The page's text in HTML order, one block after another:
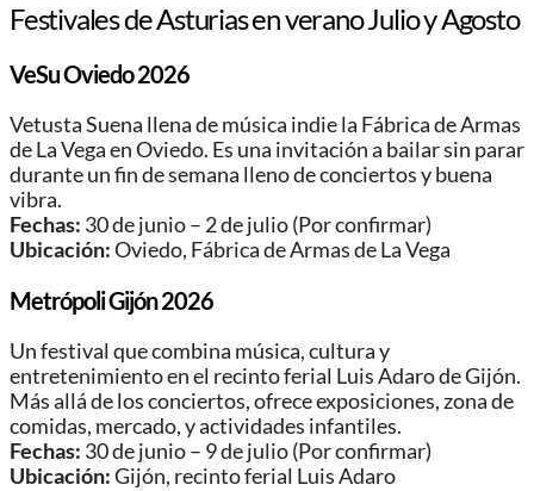
Festivales de Asturias en verano Julio y Agosto
VeSu Oviedo 2026
Vetusta Suena llena de música indie la Fábrica de Armas
de La Vega en Oviedo. Es una invitación a bailar sin parar
durante un fin de semana lleno de conciertos y buena
vibra.
Fechas: 30 de junio – 2 de julio (Por confirmar)
Ubicación:Oviedo, Fábrica de Armas de La Vega
Metrópoli Gijón 2026
Un festival que combina música, cultura y
entretenimiento en el recinto ferial Luis Adaro de Gijón.
Más allá de los conciertos, ofrece exposiciones, zona de
comidas, mercado, y actividades infantiles.
Fechas: 30 de junio – 9 de julio (Por confirmar)
Ubicación:Gijón, recinto ferial Luis Adaro